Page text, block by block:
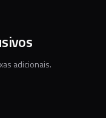
adicionais.